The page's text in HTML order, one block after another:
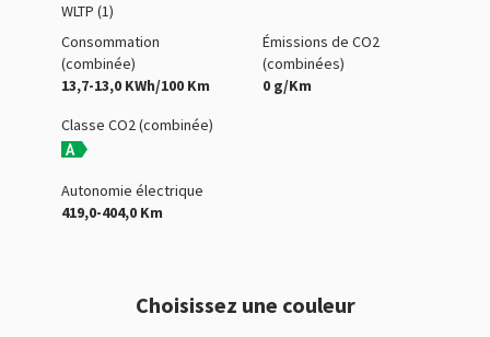
WLTP (1)
Consommation
(combinée)
13,7-13,0 KWh/100 Km
Émissions de CO2
(combinées)
0 g/Km
Classe CO2 (combinée)
Autonomie électrique
419,0-404,0 Km
Choisissez une couleur